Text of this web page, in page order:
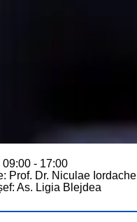
09:00 - 17:00
Prof. Dr. Niculae Iordache
As. Ligia Blejdea